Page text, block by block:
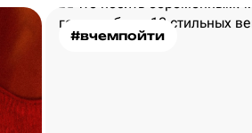
#вчемпойти